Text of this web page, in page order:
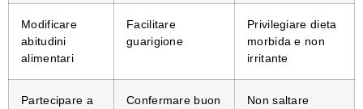
Modificare
abitudini
alimentari
Facilitare
guarigione
Privilegiare dieta
morbida e non
irritante
Partecipare a
Confermare buon
Non saltare